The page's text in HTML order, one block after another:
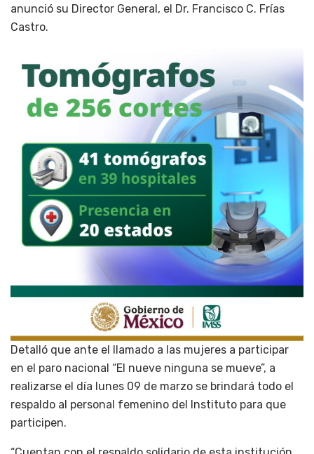
anunció su Director General, el Dr. Francisco C. Frías
Castro.
Detalló que ante el llamado a las mujeres a participar
en el paro nacional “El nueve ninguna se mueve”, a
realizarse el día lunes 09 de marzo se brindará todo el
respaldo al personal femenino del Instituto para que
participen.